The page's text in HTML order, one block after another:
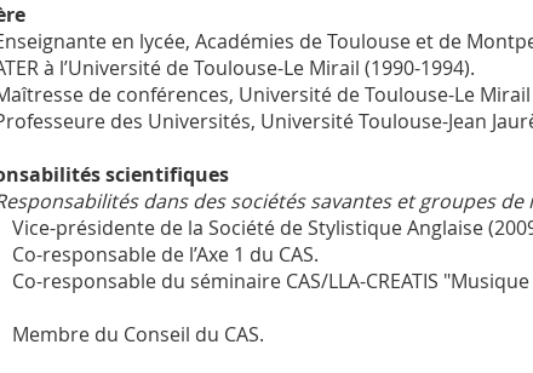
en lycée, Académies de Toulouse et de
à l’Université de Toulouse-Le Mirail (1990-1994).
de conférences, Université de Toulouse-Le Mirail
des Universités, Université Toulouse-Jean
scientifiques
dans des sociétés savantes et groupes de
Vice-présidente de la Société de Stylistique Anglaise
Co-responsable de l’Axe 1 du CAS.
Co-responsable du séminaire CAS/LLA-CREATIS
Membre du Conseil du CAS.